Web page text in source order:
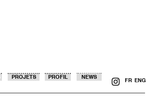
PROJETS PROFIL NEWS FR ENG